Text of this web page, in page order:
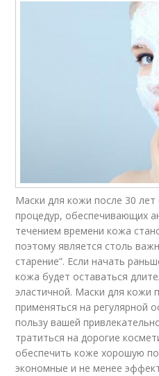
Маски для кожи после 30 лет
процедур, обеспечивающих
течением времени кожа
поэтому является столь
старение”. Если начать
кожа будет оставаться
эластичной. Маски для кожи
применяться на регулярной
пользу вашей
тратиться на дорогие
обеспечить коже хорошую
экономные и не менее